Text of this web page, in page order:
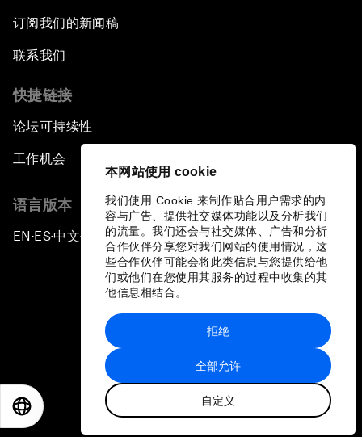
本网站使用 cookie
我们使用 Cookie 来制作贴合用户需求的内
容与广告、提供社交媒体功能以及分析我们
的流量。我们还会与社交媒体、广告和分析
合作伙伴分享您对我们网站的使用情况，这
些合作伙伴可能会将此类信息与您提供给他
们或他们在您使用其服务的过程中收集的其
他信息相结合。
全部允许
自定义
拒绝
订阅我们的新闻稿
联系我们
快捷链接
论坛可持续性
工作机会
语言版本
EN ▪ ES▪中文▪ 日本語
站点地图
世界经济论坛